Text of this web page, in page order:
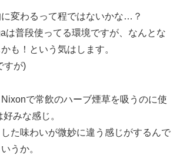
変わるって程ではないかな…？
は普段使ってる環境ですが、なんとな
も！という気はします。
すが)
で常飲のハーブ煙草を吸うのに使
みな感じ。
た味わいが微妙に違う感じがするんで
うか。